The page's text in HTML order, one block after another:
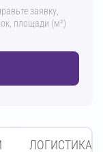
заявку,
площади (м²)
ЛОГИСТИКА